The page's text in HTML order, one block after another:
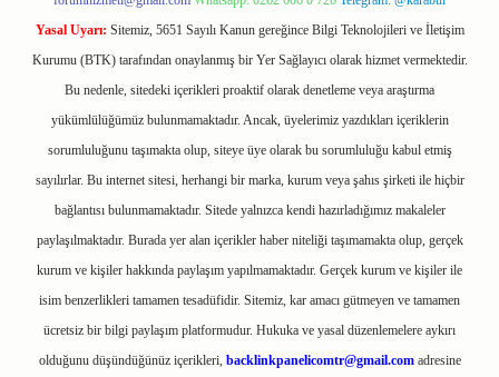
Yasal Uyarı: Sitemiz, 5651 Sayılı Kanun gereğince Bilgi Teknolojileri ve İletişim
Kurumu (BTK) tarafından onaylanmış bir Yer Sağlayıcı olarak hizmet vermektedir.
Bu nedenle, sitedeki içerikleri proaktif olarak denetleme veya araştırma
yükümlülüğümüz bulunmamaktadır. Ancak, üyelerimiz yazdıkları içeriklerin
sorumluluğunu taşımakta olup, siteye üye olarak bu sorumluluğu kabul etmiş
sayılırlar. Bu internet sitesi, herhangi bir marka, kurum veya şahıs şirketi ile hiçbir
bağlantısı bulunmamaktadır. Sitede yalnızca kendi hazırladığımız makaleler
paylaşılmaktadır. Burada yer alan içerikler haber niteliği taşımamakta olup, gerçek
kurum ve kişiler hakkında paylaşım yapılmamaktadır. Gerçek kurum ve kişiler ile
isim benzerlikleri tamamen tesadüfidir. Sitemiz, kar amacı gütmeyen ve tamamen
ücretsiz bir bilgi paylaşım platformudur. Hukuka ve yasal düzenlemelere aykırı
olduğunu düşündüğünüz içerikleri, backlinkpanelicomtr@gmail.comadresine